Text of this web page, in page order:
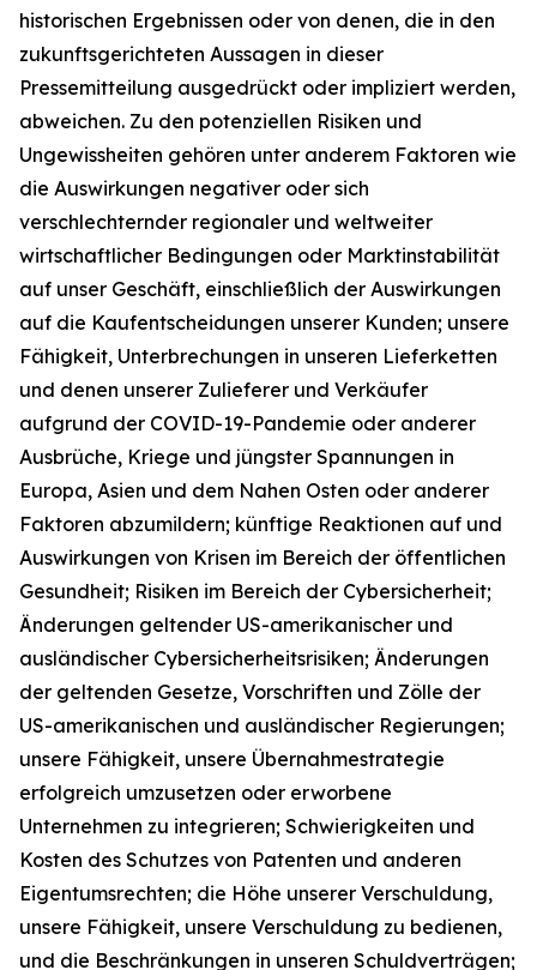
historischen Ergebnissen oder von denen, die in den
zukunftsgerichteten Aussagen in dieser
Pressemitteilung ausgedrückt oder impliziert werden,
abweichen. Zu den potenziellen Risiken und
Ungewissheiten gehören unter anderem Faktoren wie
die Auswirkungen negativer oder sich
verschlechternder regionaler und weltweiter
wirtschaftlicher Bedingungen oder Marktinstabilität
auf unser Geschäft, einschließlich der Auswirkungen
auf die Kaufentscheidungen unserer Kunden; unsere
Fähigkeit, Unterbrechungen in unseren Lieferketten
und denen unserer Zulieferer und Verkäufer
aufgrund der COVID-19-Pandemie oder anderer
Ausbrüche, Kriege und jüngster Spannungen in
Europa, Asien und dem Nahen Osten oder anderer
Faktoren abzumildern; künftige Reaktionen auf und
Auswirkungen von Krisen im Bereich der öffentlichen
Gesundheit; Risiken im Bereich der Cybersicherheit;
Änderungen geltender US-amerikanischer und
ausländischer Cybersicherheitsrisiken; Änderungen
der geltenden Gesetze, Vorschriften und Zölle der
US-amerikanischen und ausländischer Regierungen;
unsere Fähigkeit, unsere Übernahmestrategie
erfolgreich umzusetzen oder erworbene
Unternehmen zu integrieren; Schwierigkeiten und
Kosten des Schutzes von Patenten und anderen
Eigentumsrechten; die Höhe unserer Verschuldung,
unsere Fähigkeit, unsere Verschuldung zu bedienen,
und die Beschränkungen in unseren Schuldverträgen;